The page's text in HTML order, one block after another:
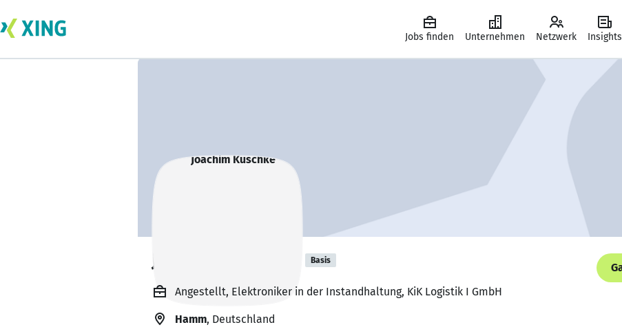
Jobs finden Unternehmen Netzwerk Insights
Joachim Kuschke Basis
Angestellt, Elektroniker in der Instandhaltung, KiK Logistik I GmbH
Hamm, Deutschland